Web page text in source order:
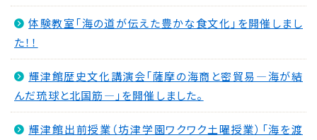
体験教室「海の道が伝えた豊かな食文化」を開催しまし
た！！
輝津館歴史文化講演会「薩摩の海商と密貿易―海が結
んだ琉球と北国筋―」を開催しました。
輝津館出前授業（坊津学園ワクワク土曜授業）「海を渡